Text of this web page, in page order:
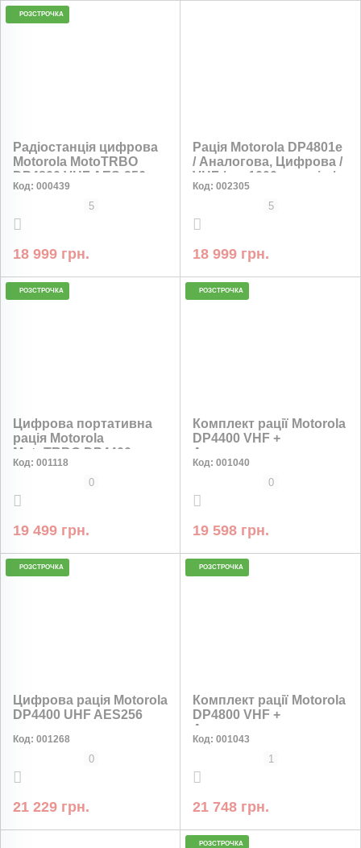
РОЗСТРОЧКА
Радіостанція цифрова
Motorola MotoTRBO
DP4800 VHF AES-256
шифрування
Код: 000439
5
18 999 грн.
Рація Motorola DP4801e
/ Аналогова, Цифрова /
VHF / до 1000 каналів /
Li-Ion 2450 мАг / AES-
256, GPS, Bluetooth,
VOX
Код: 002305
5
18 999 грн.
РОЗСТРОЧКА
Цифрова портативна
рація Motorola
MotoTRBO DP4400e
UHF AES-256 2450мАг
Код: 001118
0
19 499 грн.
РОЗСТРОЧКА
Комплект рації Motorola
DP4400 VHF +
Акумулятор
PMNN4543A Type-c 3400
Код: 001040
0
19 598 грн.
РОЗСТРОЧКА
Цифрова рація Motorola
DP4400 UHF AES256
Код: 001268
0
21 229 грн.
РОЗСТРОЧКА
Комплект рації Motorola
DP4800 VHF +
Акумулятор
PMNN4544A 2450 мАг
Код: 001043
1
21 748 грн.
РОЗСТРОЧКА